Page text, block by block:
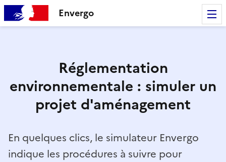
Envergo
Réglementation
environnementale : simuler un
projet d'aménagement
En quelques clics, le simulateur Envergo
indique les procédures à suivre pour